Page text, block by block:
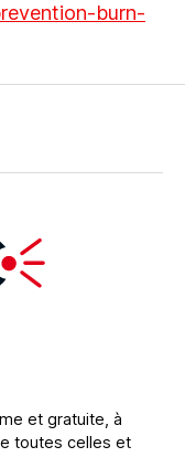
burn-
et gratuite, à
toutes celles et